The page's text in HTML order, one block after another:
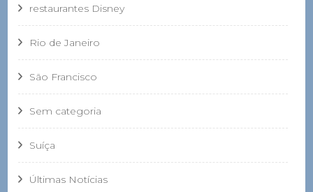
restaurantes Disney
Rio de Janeiro
São Francisco
Sem categoria
Suíça
Últimas Notícias